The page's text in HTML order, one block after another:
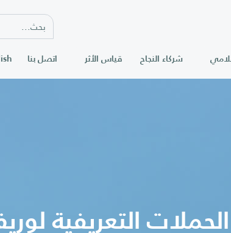
شركاء النجاح قياس الأثر اتصل بنا
التعريفية